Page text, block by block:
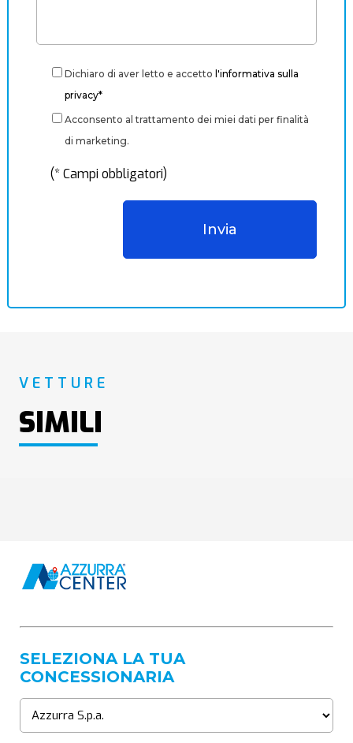
Dichiaro di aver letto e accetto l'informativa sulla
privacy*
Acconsento al trattamento dei miei dati per finalità
di marketing.
(* Campi obbligatori)
VETTURE
SIMILI
SELEZIONA LA TUA
CONCESSIONARIA